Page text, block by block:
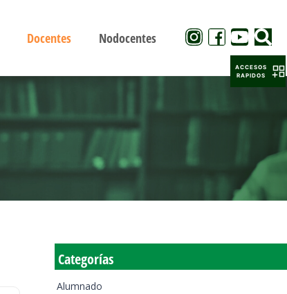
Docentes Nodocentes
Categorías
Alumnado
ACCESOS
RAPIDOS